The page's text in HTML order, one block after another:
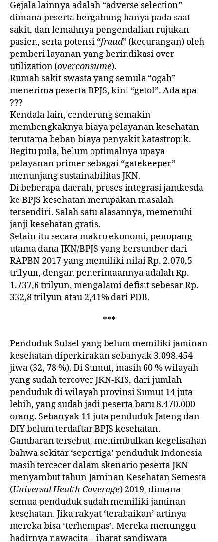
Gejala lainnya adalah “adverse selection”
dimana peserta bergabung hanya pada saat
sakit, dan lemahnya pengendalian rujukan
pasien, serta potensi “fraud” (kecurangan) oleh
pemberi layanan yang berindikasi over
utilization (overconsume).
Rumah sakit swasta yang semula “ogah”
menerima peserta BPJS, kini “getol”. Ada apa
???
Kendala lain, cenderung semakin
membengkaknya biaya pelayanan kesehatan
terutama beban biaya penyakit katastropik.
Begitu pula, belum optimalnya upaya
pelayanan primer sebagai “gatekeeper”
menunjang sustainabilitas JKN.
Di beberapa daerah, proses integrasi jamkesda
ke BPJS kesehatan merupakan masalah
tersendiri. Salah satu alasannya, memenuhi
janji kesehatan gratis.
Selain itu secara makro ekonomi, penopang
utama dana JKN/BPJS yang bersumber dari
RAPBN 2017 yang memiliki nilai Rp. 2.070,5
trilyun, dengan penerimaannya adalah Rp.
1.737,6 trilyun, mengalami defisit sebesar Rp.
332,8 trilyun atau 2,41% dari PDB.
***
Penduduk Sulsel yang belum memiliki jaminan
kesehatan diperkirakan sebanyak 3.098.454
jiwa (32, 78 %). Di Sumut, masih 60 % wilayah
yang sudah tercover JKN-KIS, dari jumlah
penduduk di wilayah provinsi Sumut 14 juta
lebih, yang sudah jadi peserta baru 8.470.000
orang. Sebanyak 11 juta penduduk Jateng dan
DIY belum terdaftar BPJS kesehatan.
Gambaran tersebut, menimbulkan kegelisahan
bahwa sekitar ‘sepertiga’ penduduk Indonesia
masih tercecer dalam skenario peserta JKN
menyambut tahun Jaminan Kesehatan Semesta
(Universal Health Coverage) 2019, dimana
semua penduduk sudah memiliki jaminan
kesehatan. Jika rakyat ‘terabaikan’ artinya
mereka bisa ‘terhempas’. Mereka menunggu
hadirnya nawacita – ibarat sandiwara